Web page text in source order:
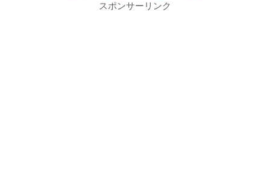
スポンサーリンク